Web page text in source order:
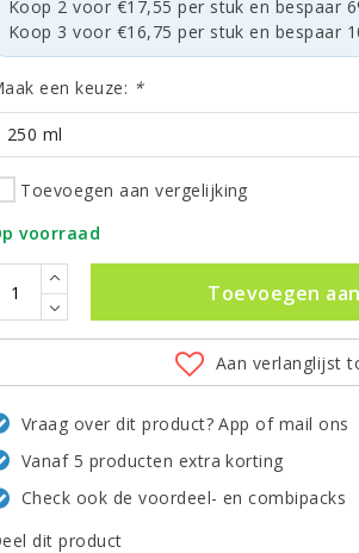
Koop 2 voor €17,55 per stuk en bespaar
Koop 3 voor €16,75 per stuk en bespaar
een keuze: *
250 ml
Toevoegen aan vergelijking
voorraad
Toevoegen
Aan verlanglijst
Vraag over dit product? App of mail ons
Vanaf 5 producten extra korting
Check ook de voordeel- en combipacks
dit product